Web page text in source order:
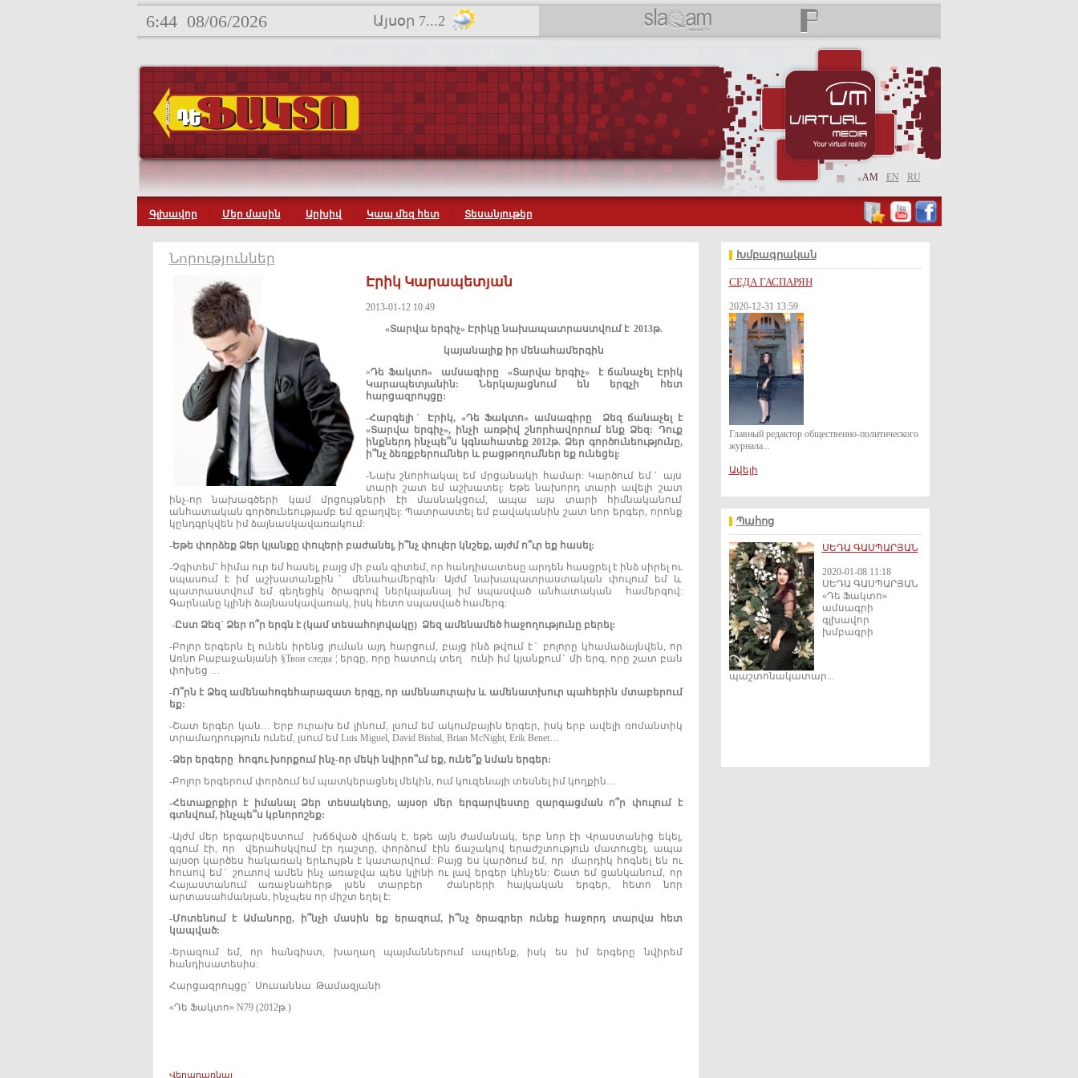
6:44 08/06/2026 Այսօր 7...2
AM EN RU
Գլխավոր Մեր մասին Արխիվ Կապ մեզ հետ Տեսանյութեր
Նորություններ
Էրիկ Կարապետյան
2013-01-12 10:49
«Տարվա երգիչ» Էրիկընախապատրաստվում է 2013թ.
կայանալիք իր մենահամերգին
«Դե Ֆակտո» ամսագիրը «Տարվա երգիչ» էճանաչել Էրիկ
Կարապետյանին: Ներկայացնում են երգչի
հետ
հարցազրույցը:
-Հարգելիˊ Էրիկ, «Դե Ֆակտո» ամսագիրը Ձեզ ճանաչել
է
«Տարվա երգիչ», ինչի առթիվշնորհավորում ենք Ձեզ: Դուք
ինքներդ ինչպե՞ս կգնահատեք 2012թ. Ձեր գործունեությունը,
ի՞նչ ձեռքբերումներ և բացթողումներ եք ունեցել:
-Նախ շնորհակալ եմ մրցանակի համար: Կարծում եմˋ այս
տարի շատ եմ աշխատել: Եթե նախորդ տարի ավելի շատ
ինչ-որ նախագծերի կամ մրցույթների էի մասնակցում, ապա այս տարի հիմնականում
անհատական գործունեությամբ եմ զբաղվել: Պատրաստել եմ բավականին շատ նոր երգեր, որոնք
կընդգրկվեն իմ ձայնասկավառակում:
-Եթե փորձեք Ձեր կյանքը փուլերի բաժանել, ի՞նչ փուլեր կնշեք, այժմ ո՞ւր եք հասել:
-Չգիտեմˋ հիմա ուր եմ հասել, բայց մի բան գիտեմ, որ հանդիսատեսը արդեն հասցրել է ինձ սիրել ու
սպասում է իմ աշխատանքինˋ մենահամերգին: Այժմ նախապատրաստական փուլում եմ և
պատրաստվում եմ գեղեցիկ ծրագրով ներկայանալ իմ սպասված անհատական համերգով:
Գարնանը կլինի ձայնասկավառակ, իսկ հետո սպասված համերգ:
-Ըստ Ձեզˋ Ձեր ո՞ր երգն է (կամ տեսահոլովակը) Ձեզ ամենամեծ հաջողությունը բերել:
-Բոլոր երգերն էլ ունեն իրենց լուման այդ հարցում, բայց ինձ թվում էˋ բոլորը կհամաձայնվեն, որ
Առնո Բաբաջանյանի §Твои следы ¦ երգը, որը հատուկ տեղ ունի իմ կյանքումˋ մի երգ, որը շատ բան
փոխեց …
-Ո՞րն է Ձեզ ամենահոգեհարազատ երգը, որ ամենաուրախ և ամենատխուր պահերին մտաբերում
եք:
-Շատ երգեր կան… Երբ ուրախ եմ լինում, լսում եմ ակումբային երգեր, իսկ երբ ավելի ռոմանտիկ
տրամադրություն ունեմ, լսում եմ Luis Miguel, David Bisbal, Brian McNight, Erik Benet…
-Ձեր երգերը հոգու խորքում ինչ-որ մեկինվիրո՞ւմ եք, ունե՞քնման երգեր:
-Բոլոր երգերում փորձում եմ պատկերացնել մեկին, ում կուզենայի տեսնել իմ կողքին…
-Հետաքրքիր է իմանալ Ձեր տեսակետը, այսօր մեր երգարվեստը զարգացման ո՞ր փուլում
է
գտնվում, ինչպե՞ս կբնորոշեք:
-Այժմ մեր երգարվեստում խճճված վիճակ է, եթե այն ժամանակ, երբ նոր էի Վրաստանից եկել,
զգում էի, որ վերահսկվում էր դաշտը, փորձում էին ճաշակով երաժշտություն մատուցել, ապա
այսօր կարծես հակառակ երևույթն է կատարվում: Բայց ես կարծում եմ, որ մարդիկ հոգնել են ու
հուսով եմˋ շուտով ամեն ինչ առաջվա պես կլինի ու լավ երգեր կհնչեն: Շատ եմ ցանկանում, որ
Հայաստանում առաջնահերթ լսեն տարբեր ժանրերի հայկական երգեր, հետո նոր
արտասահմանյան, ինչպես որ միշտ եղել է:
-Մոտենում է Ամանորը, ի՞նչի մասին եք երազում, ի՞նչ ծրագրեր ունեք հաջորդ տարվա
հետ
կապված:
-Երազում եմ, որ հանգիստ, խաղաղ պայմաններում ապրենք, իսկ ես իմ երգերը նվիրեմ
հանդիսատեսիս:
Հարցազրույցըˋ Սուսաննա Թամազյանի
«Դե Ֆակտո» N79 (2012թ.)
Վերադառնալ
Խմբագրական
СЕДА ГАСПАРЯН
2020-12-31 13:59
Главный редактор общественно-политического
журнала...
Ավելի
Պահոց
ՍԵԴԱ ԳԱՍՊԱՐՅԱՆ
2020-01-08 11:18
ՍԵԴԱ ԳԱՍՊԱՐՅԱՆ
«Դե Ֆակտո»
ամսագրի
գլխավոր
խմբագրի
պաշտոնակատար...